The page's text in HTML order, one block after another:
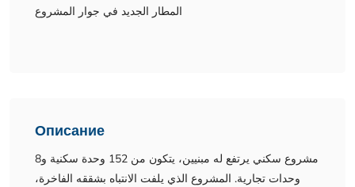
المطار الجديد في جوار المشروع
Описание
مشروع سكني يرتفع له مبنيين، يتكون من 152 وحدة سكنية و8
وحدات تجارية. المشروع الذي يلفت الانتباه بشققه الفاخرة،